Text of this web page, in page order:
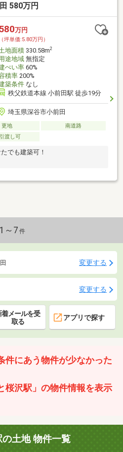
580万円
万円
（坪単価:5.80万円）
地面積330.58m2
途地域無指定
ぺい率60%
積率200%
築条件なし
秩父鉄道本線 小前田駅 徒歩19分
埼玉県深谷市小前田
更地
南道路
渡し可
でも建築可！
1～7 件
変更する
変更する
着メールを受
取る
アプリで探す
件にあう物件が少なかった
桜沢駅」の物件情報を表示
土地 物件一覧